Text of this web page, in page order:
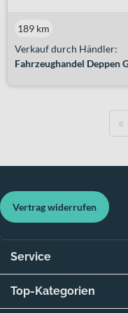
Verkauf durch Händler:
189 km
«
Vertrag widerrufen
Service
Top-Kategorien